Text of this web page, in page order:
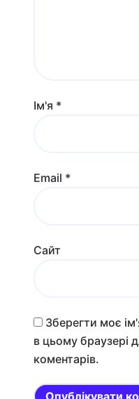
Ім'я *
Email *
Сайт
Зберегти моє
в цьому браузері
коментарів.